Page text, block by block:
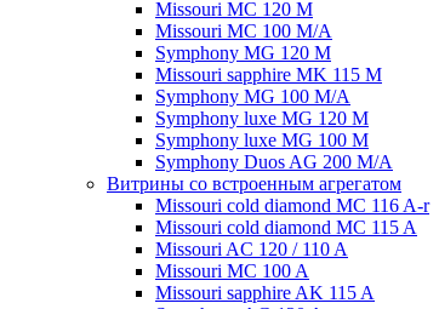
Missouri MC 120 M
Missouri MC 100 M/A
Symphony MG 120 M
Missouri sapphire MK 115 M
Symphony MG 100 M/А
Symphony luxe MG 120 M
Symphony luxe MG 100 M
Symphony Duos AG 200 M/A
Витрины со встроенным агрегатом
Missouri cold diamond MC 116 A-r
Missouri cold diamond MC 115 A
Missouri AC 120 / 110 A
Missouri MC 100 A
Missouri sapphire AK 115 A